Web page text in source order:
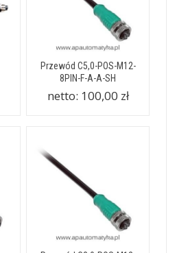
Przewód C5,0-POS-M12-
8PIN-F-A-A-SH
netto: 100,00 zł